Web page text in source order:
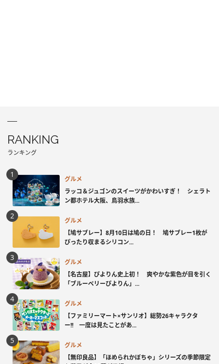
RANKING
ランキング
グルメ
ラッコ＆ジュゴンのスイーツがかわいすぎ！ シェラト
ン都ホテル大阪、鳥羽水族...
グルメ
【鳩サブレー】8月10日は鳩の日！ 鳩サブレー1枚が
ぴったり収まるシリコン...
グルメ
【名古屋】ぴよりん史上初！ 爽やかな紫色が目を引く
「ブルーベリーぴよりん」...
グルメ
【ファミリーマート×サンリオ】総勢26キャラクタ
ー!! 一度は見たことがあ...
グルメ
【無印良品】「ほめられかぼちゃ」シリーズの季節限定